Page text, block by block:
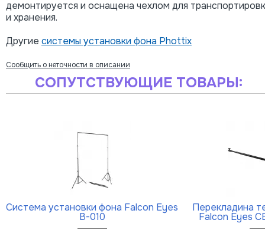
демонтируется и оснащена чехлом для
и хранения.
Другие системы установки фона Phottix
Сообщить о неточности в описании
СОПУТСТВУЮЩИЕ ТОВАРЫ:
Система установки фона Falcon Eyes
В-010
Перекладина
Falcon Eyes